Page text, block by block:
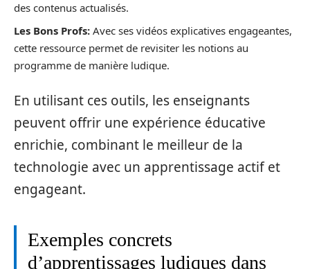
des contenus actualisés.
Les Bons Profs: Avec ses vidéos explicatives engageantes,
cette ressource permet de revisiter les notions au
programme de manière ludique.
En utilisant ces outils, les enseignants
peuvent offrir une expérience éducative
enrichie, combinant le meilleur de la
technologie avec un apprentissage actif et
engageant.
Exemples concrets
d’apprentissages ludiques dans